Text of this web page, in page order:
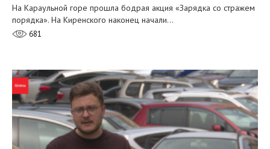
На Караульной горе прошла бодрая акция «Зарядка со стражем
порядка». На Киренского наконец начали…
681